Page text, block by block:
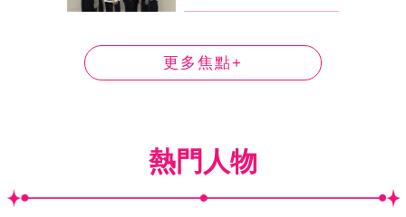
更多焦點+
熱門人物